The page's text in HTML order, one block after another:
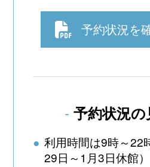
予約状況を
予約状況
利用時間は9時～22
29日～1月3日休館）